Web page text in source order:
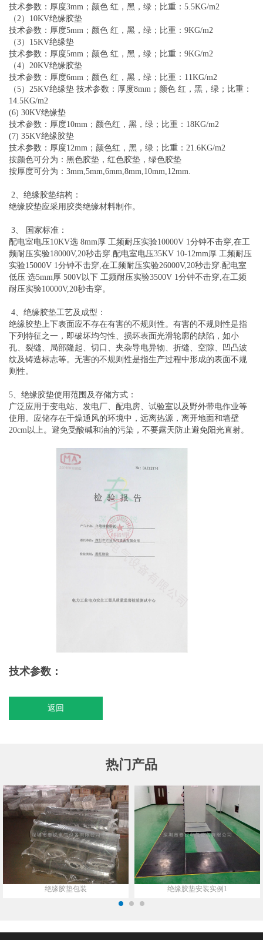
技术参数：厚度3mm；颜色 红，黑，绿；比重：5.5KG/m2
（2）10KV绝缘胶垫
技术参数：厚度5mm；颜色 红，黑，绿；比重：9KG/m2
（3）15KV绝缘垫
技术参数：厚度5mm；颜色 红，黑，绿；比重：9KG/m2
（4）20KV绝缘胶垫
技术参数：厚度6mm；颜色 红，黑，绿；比重：11KG/m2
（5）25KV绝缘垫 技术参数：厚度8mm；颜色 红，黑，绿；比重：
14.5KG/m2
(6) 30KV绝缘垫
技术参数：厚度10mm；颜色红，黑，绿；比重：18KG/m2
(7) 35KV绝缘胶垫
技术参数：厚度12mm；颜色红，黑，绿；比重：21.6KG/m2
按颜色可分为：黑色胶垫，红色胶垫，绿色胶垫
按厚度可分为：3mm,5mm,6mm,8mm,10mm,12mm.
2、绝缘胶垫结构：
绝缘胶垫应采用胶类绝缘材料制作。
3、 国家标准：
配电室电压10KV选 8mm厚 工频耐压实验10000V 1分钟不击穿,在工
频耐压实验18000V,20秒击穿.配电室电压35KV 10-12mm厚 工频耐压
实验15000V 1分钟不击穿,在工频耐压实验26000V,20秒击穿.配电室
低压 选5mm厚 500V以下 工频耐压实验3500V 1分钟不击穿,在工频
耐压实验10000V,20秒击穿。
4、绝缘胶垫工艺及成型：
绝缘胶垫上下表面应不存在有害的不规则性。有害的不规则性是指
下列特征之一，即破坏均匀性、损坏表面光滑轮廓的缺陷，如小
孔、裂缝、局部隆起、切口、夹杂导电异物、折缝、空隙、凹凸波
纹及铸造标志等。无害的不规则性是指生产过程中形成的表面不规
则性。
5、绝缘胶垫使用范围及存储方式：
广泛应用于变电站、发电厂、配电房、试验室以及野外带电作业等
使用。应储存在干燥通风的环境中，远离热源，离开地面和墙壁
20cm以上。避免受酸碱和油的污染，不要露天防止避免阳光直射。
技术参数：
返回
热门产品
绝缘胶垫包装 绝缘胶垫安装实例1